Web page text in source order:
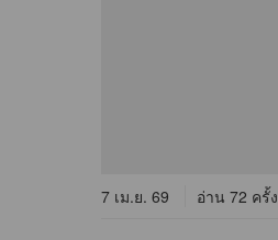
7 เม.ย. 69 อ่าน 72 ครั้ง